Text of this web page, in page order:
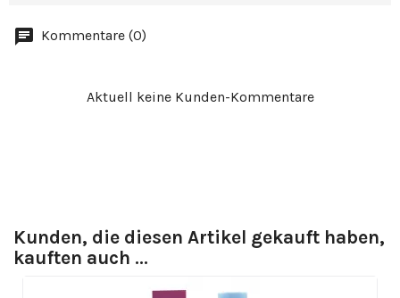
Kommentare (0)
Aktuell keine Kunden-Kommentare
Kunden, die diesen Artikel gekauft haben,
kauften auch ...